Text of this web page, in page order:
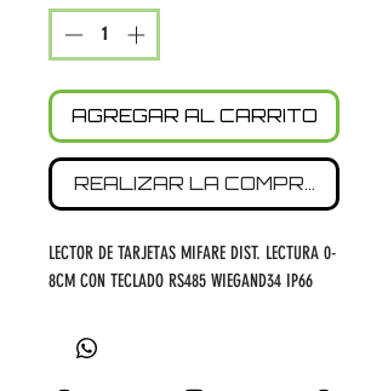
AGREGAR AL CARRITO
REALIZAR LA COMPRA
LECTOR DE TARJETAS MIFARE DIST. LECTURA 0-
8CM CON TECLADO RS485 WIEGAND34 IP66